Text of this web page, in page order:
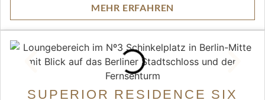
MEHR ERFAHREN
SUPERIOR RESIDENCE SIX